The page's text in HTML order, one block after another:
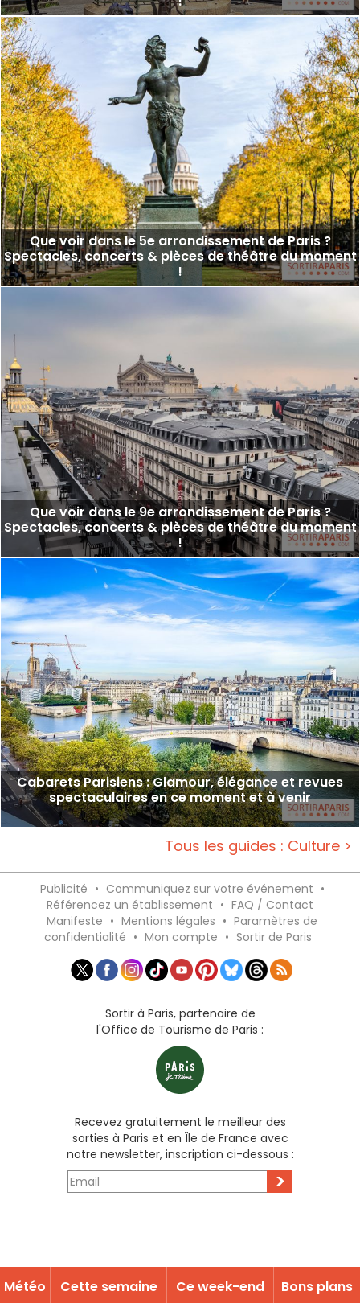
Que voir dans le 5e arrondissement de Paris ?
Spectacles, concerts & pièces de théâtre du moment
!
Que voir dans le 9e arrondissement de Paris ?
Spectacles, concerts & pièces de théâtre du moment
!
Cabarets Parisiens : Glamour, élégance et revues
spectaculaires en ce moment et à venir
Tous les guides : Culture >
Publicité • Communiquez sur votre événement •
Référencez un établissement • FAQ / Contact
Manifeste • Mentions légales • Paramètres de
confidentialité • Mon compte • Sortir de Paris
Sortir à Paris, partenaire de
l'Office de Tourisme de Paris :
Recevez gratuitement le meilleur des
sorties à Paris et en Île de France avec
notre newsletter, inscription ci-dessous :
>
Météo Cette semaine Ce week-end Bons plans